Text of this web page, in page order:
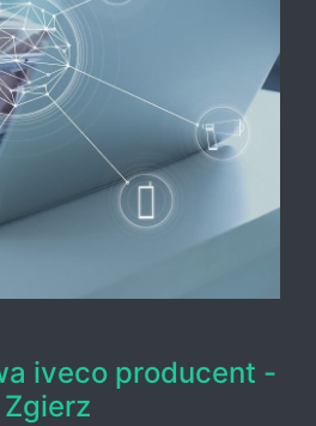
iveco producent -
Zgierz